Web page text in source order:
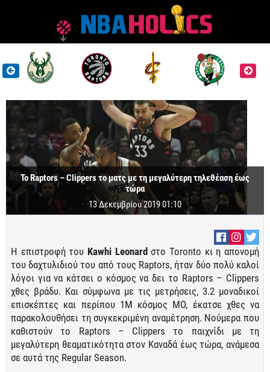
Το Raptors – Clippers το ματς με τη μεγαλύτερη τηλεθέαση έως
τώρα
13 Δεκεμβρίου 2019 01:10
Η επιστροφή του Kawhi Leonard στο Toronto κι η απονομή
του δαχτυλιδιού του από τους Raptors, ήταν δύο πολύ καλοί
λόγοι για να κάτσει ο κόσμος να δει το Raptors – Clippers
χθες βράδυ. Και σύμφωνα με τις μετρήσεις, 3.2 μοναδικοί
επισκέπτες και περίπου 1Μ κόσμος ΜΟ, έκατσε χθες να
παρακολουθήσει τη συγκεκριμένη αναμέτρηση. Νούμερα που
καθιστούν το Raptors – Clippers το παιχνίδι με τη
μεγαλύτερη θεαματικότητα στον Καναδά έως τώρα, ανάμεσα
σε αυτά της Regular Season.